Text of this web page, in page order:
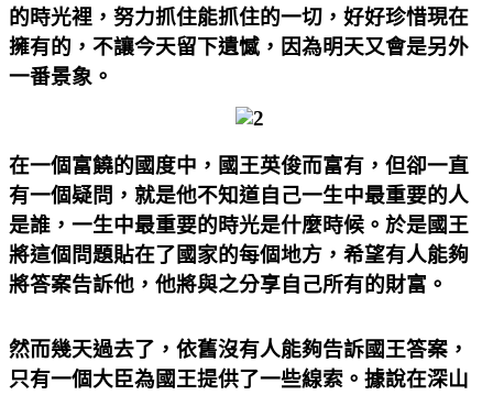
的時光裡，努力抓住能抓住的一切，好好珍惜現在
擁有的，不讓今天留下遺憾，因為明天又會是另外
一番景象。
在一個富饒的國度中，國王英俊而富有，但卻一直
有一個疑問，就是他不知道自己一生中最重要的人
是誰，一生中最重要的時光是什麼時候。於是國王
將這個問題貼在了國家的每個地方，希望有人能夠
將答案告訴他，他將與之分享自己所有的財富。
然而幾天過去了，依舊沒有人能夠告訴國王答案，
只有一個大臣為國王提供了一些線索。據說在深山